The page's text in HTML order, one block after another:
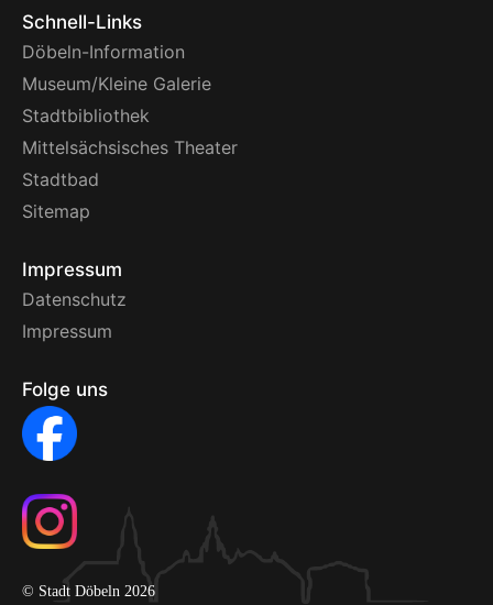
Schnell-Links
Döbeln-Information
Museum/Kleine Galerie
Stadtbibliothek
Mittelsächsisches Theater
Stadtbad
Sitemap
Impressum
Datenschutz
Impressum
Folge uns
© Stadt Döbeln 2026